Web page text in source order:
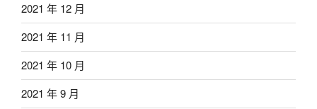
2021 年 12 月
2021 年 11 月
2021 年 10 月
2021 年 9 月